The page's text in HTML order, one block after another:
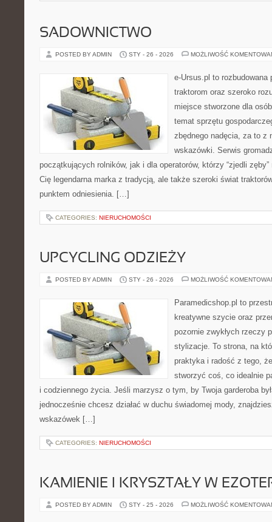
SADOWNICTWO
POSTED BY ADMIN STY - 26 - 2026 MOŻLIWOŚĆ
e-Ursus.pl to rozbudowana
traktorom oraz szeroko
miejsce stworzone dla
temat sprzętu
zbędnego nadęcia, za to z
wskazówki. Serwis
początkujących rolników, jak i dla operatorów, którzy “zjedli
Cię legendarna marka z tradycją, ale także szeroki świat
punktem odniesienia. […]
CATEGORIES: NIERUCHOMOŚCI
UPCYCLING ODZIEŻY
POSTED BY ADMIN STY - 26 - 2026 MOŻLIWOŚĆ
Paramedicshop.pl to
kreatywne szycie oraz
pozornie zwykłych rzeczy
stylizacje. To strona, na
praktyka i radość z tego,
stworzyć coś, co idealnie
i codziennego życia. Jeśli marzysz o tym, by Twoja garderoba
jednocześnie chcesz działać w duchu świadomej mody,
wskazówek […]
CATEGORIES: NIERUCHOMOŚCI
KAMIENIE I KRYSZTAŁY W
POSTED BY ADMIN STY - 25 - 2026 MOŻLIWOŚĆ